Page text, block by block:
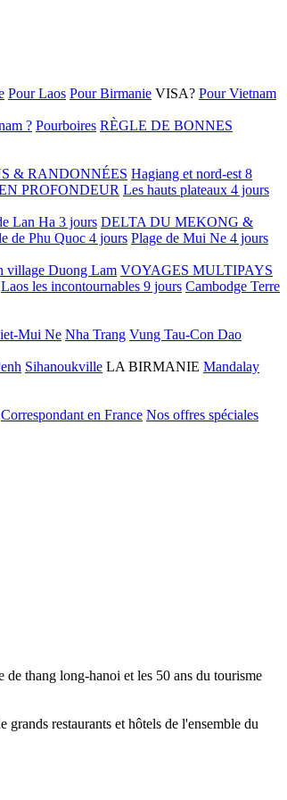
Pour Laos Pour Birmanie VISA? Pour Vietnam
? Pourboires RÈGLE DE BONNES
& RANDONNÉES Hagiang et nord-est 8
PROFONDEUR Les hauts plateaux 4 jours
Lan Ha 3 jours DELTA DU MEKONG &
de Phu Quoc 4 jours Plage de Mui Ne 4 jours
village Duong Lam VOYAGES MULTIPAYS
Laos les incontournables 9 jours Cambodge Terre
Mui Ne Nha Trang Vung Tau-Con Dao
Sihanoukville LA BIRMANIE Mandalay
Correspondant en France Nos offres spéciales
de thang long-hanoi et les 50 ans du tourisme
restaurants et hôtels de l'ensemble du